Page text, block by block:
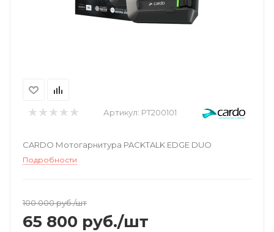
Артикул: PT200101
CARDO Мотогарнитура PACKTALK EDGE DUO
Подробности
100 000руб./шт
65 800 руб./шт